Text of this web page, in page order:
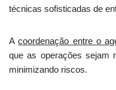
técnicas sofisticadas de
Acoordenação entre o
que as operações sejam
minimizando riscos.